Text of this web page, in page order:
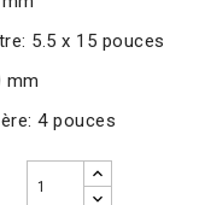
5.5 x 15 pouces
mm
4 pouces